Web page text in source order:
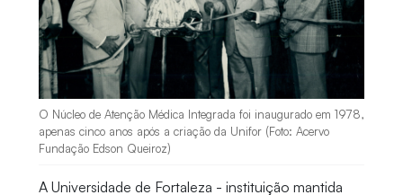
O Núcleo de Atenção Médica Integrada foi inaugurado em 1978,
apenas cinco anos após a criação da Unifor (Foto: Acervo
Fundação Edson Queiroz)
A Universidade de Fortaleza - instituição mantida